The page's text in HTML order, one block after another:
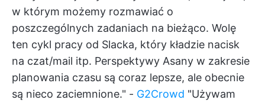
w którym możemy rozmawiać o
poszczególnych zadaniach na bieżąco. Wolę
ten cykl pracy od Slacka, który kładzie nacisk
na czat/mail itp. Perspektywy Asany w zakresie
planowania czasu są coraz lepsze, ale obecnie
są nieco zaciemnione." - G2Crowd "Używam